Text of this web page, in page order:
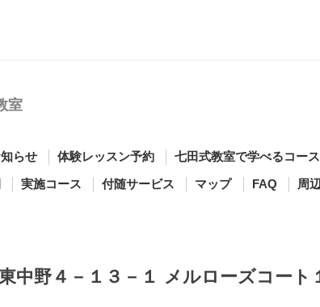
室
らせ 体験レッスン予約 七田式教室で学べるコース
実施コース 付随サービス マップ FAQ 周
中野４－１３－１ メルローズコート